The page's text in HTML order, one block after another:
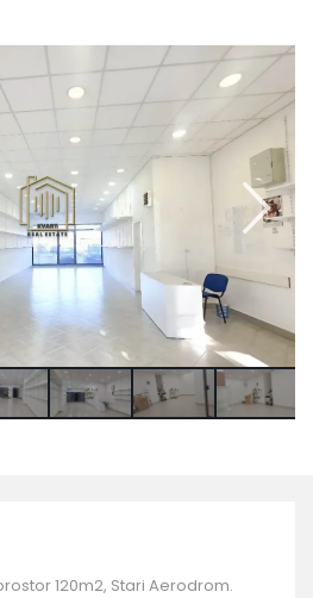
120m2, Stari Aerodrom.